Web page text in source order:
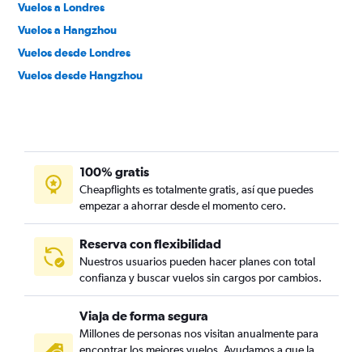
Vuelos a Londres
Vuelos a Hangzhou
Vuelos desde Londres
Vuelos desde Hangzhou
100% gratis
Cheapflights es totalmente gratis, así que puedes
empezar a ahorrar desde el momento cero.
Reserva con flexibilidad
Nuestros usuarios pueden hacer planes con total
confianza y buscar vuelos sin cargos por cambios.
Viaja de forma segura
Millones de personas nos visitan anualmente para